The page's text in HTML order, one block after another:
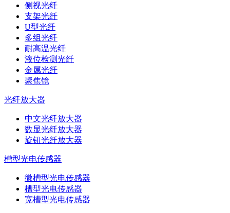
侧视光纤
支架光纤
U型光纤
多组光纤
耐高温光纤
液位检测光纤
金属光纤
聚焦镜
光纤放大器
中文光纤放大器
数显光纤放大器
旋钮光纤放大器
槽型光电传感器
微槽型光电传感器
槽型光电传感器
宽槽型光电传感器